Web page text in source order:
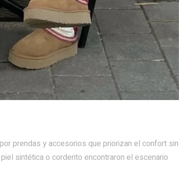
prendas y accesorios que priorizan el confort sin
sintética o corderito encontraron el escenario